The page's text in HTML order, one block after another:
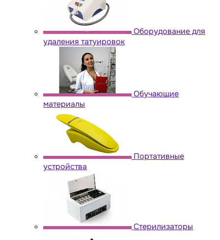
Оборудование для
удаления татуировок
Обучающие
материалы
Портативные
устройства
Стерилизаторы